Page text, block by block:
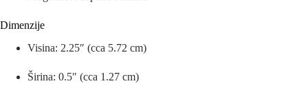
Dimenzije
Visina: 2.25″ (cca 5.72 cm)
Širina: 0.5″ (cca 1.27 cm)